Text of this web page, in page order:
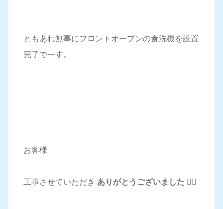
ともあれ無事にフロントオープンの食洗機を設置
完了でーす。
お客様
工事させていただき ありがとうございました 🙇‍♂️